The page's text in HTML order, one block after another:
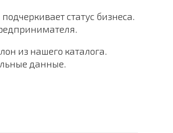
статус бизнеса.
из нашего каталога.
данные.